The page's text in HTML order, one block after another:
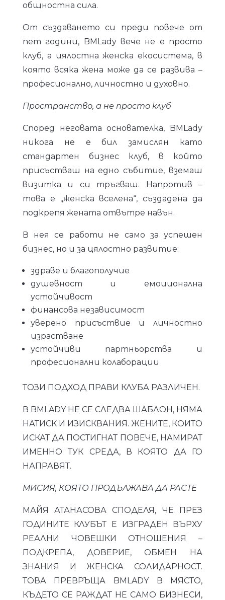
общностна сила.
От създаването си преди повече от
пет години, BMLady вече не е просто
клуб, а цялостна женска екосистема, в
която всяка жена може да се развива –
професионално, личностно и духовно.
Пространство, а не просто клуб
Според неговата основателка, BMLady
никога не е бил замислян като
стандартен бизнес клуб, в който
присъстваш на едно събитие, вземаш
визитка и си тръгваш. Напротив –
това е „женска вселена“, създадена да
подкрепя жената отвътре навън.
В нея се работи не само за успешен
бизнес, но и за цялостно развитие:
здраве и благополучие
душевност и емоционална
устойчивост
финансова независимост
уверено присъствие и личностно
израстване
устойчиви партньорства и
професионални колаборации
ТОЗИ ПОДХОД ПРАВИ КЛУБА РАЗЛИЧЕН.
В BMLADY НЕ СЕ СЛЕДВА ШАБЛОН, НЯМА
НАТИСК И ИЗИСКВАНИЯ. ЖЕНИТЕ, КОИТО
ИСКАТ ДА ПОСТИГНАТ ПОВЕЧЕ, НАМИРАТ
ИМЕННО ТУК СРЕДА, В КОЯТО ДА ГО
НАПРАВЯТ.
МИСИЯ, КОЯТО ПРОДЪЛЖАВА ДА РАСТЕ
МАЙЯ АТАНАСОВА СПОДЕЛЯ, ЧЕ ПРЕЗ
ГОДИНИТЕ КЛУБЪТ Е ИЗГРАДЕН ВЪРХУ
РЕАЛНИ ЧОВЕШКИ ОТНОШЕНИЯ –
ПОДКРЕПА, ДОВЕРИЕ, ОБМЕН НА
ЗНАНИЯ И ЖЕНСКА СОЛИДАРНОСТ.
ТОВА ПРЕВРЪЩА BMLADY В МЯСТО,
КЪДЕТО СЕ РАЖДАТ НЕ САМО БИЗНЕСИ,